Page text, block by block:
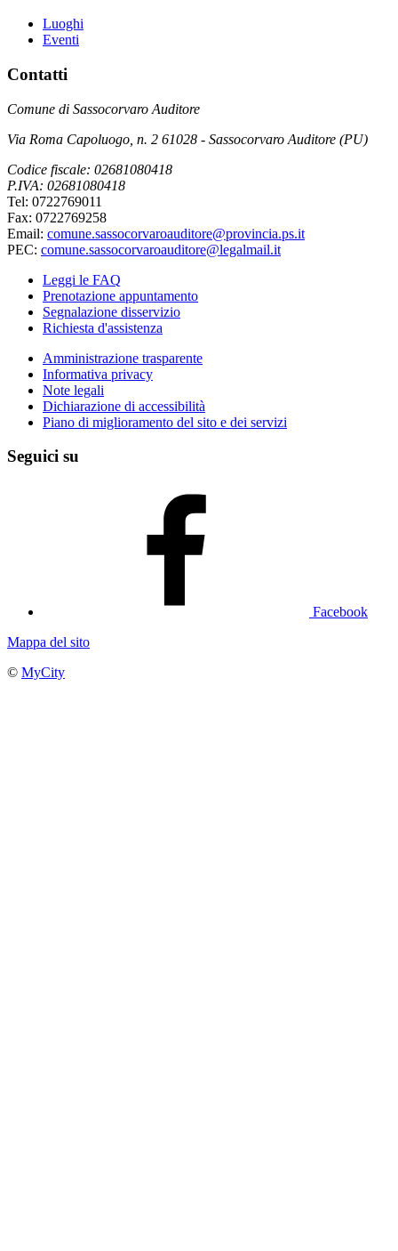
Luoghi
Eventi
Contatti
Comune di Sassocorvaro Auditore
Via Roma Capoluogo, n. 2 61028 - Sassocorvaro Auditore (PU)
Codice fiscale: 02681080418
P.IVA: 02681080418
Tel: 0722769011
Fax: 0722769258
Email: comune.sassocorvaroauditore@provincia.ps.it
PEC: comune.sassocorvaroauditore@legalmail.it
Leggi le FAQ
Prenotazione appuntamento
Segnalazione disservizio
Richiesta d'assistenza
Amministrazione trasparente
Informativa privacy
Note legali
Dichiarazione di accessibilità
Piano di miglioramento del sito e dei servizi
Seguici su
Facebook
Mappa del sito
© MyCity